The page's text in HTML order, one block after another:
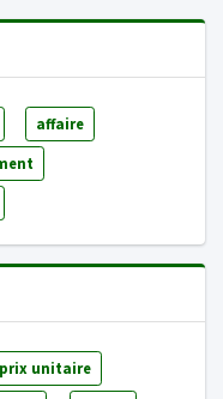
affaire
prix unitaire